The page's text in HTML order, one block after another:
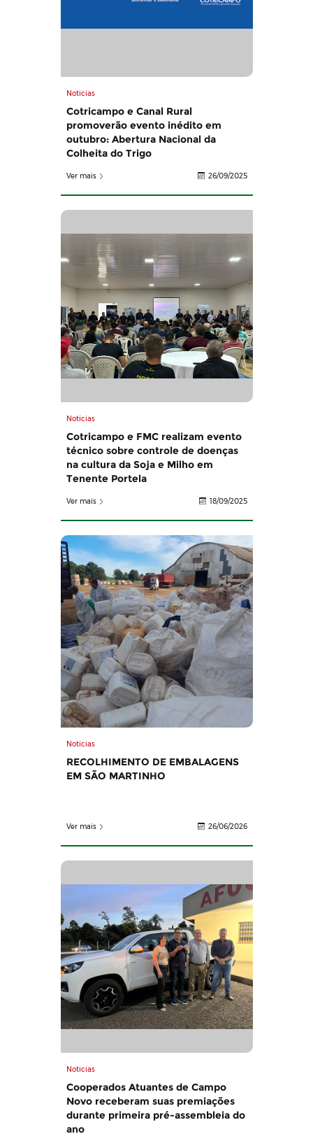
Noticias
Cotricampo e Canal Rural
promoverão evento inédito em
outubro: Abertura Nacional da
Colheita do Trigo
Ver mais 26/09/2025
Noticias
Cotricampo e FMC realizam evento
técnico sobre controle de doenças
na cultura da Soja e Milho em
Tenente Portela
Ver mais 18/09/2025
Noticias
RECOLHIMENTO DE EMBALAGENS
EM SÃO MARTINHO
Ver mais 26/06/2026
Noticias
Cooperados Atuantes de Campo
Novo receberam suas premiações
durante primeira pré-assembleia do
ano